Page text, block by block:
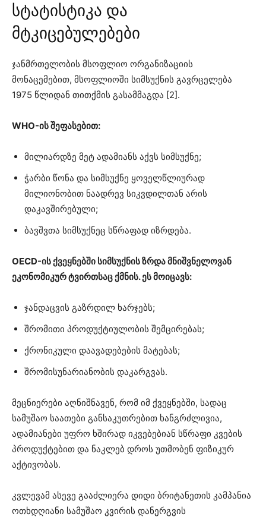
სტატისტიკა და
მტკიცებულებები
ჯანმრთელობის მსოფლიო ორგანიზაციის
მონაცემებით, მსოფლიოში სიმსუქნის გავრცელება
1975 წლიდან თითქმის გასამმაგდა [2].
WHO-ის შეფასებით:
მილიარდზე მეტ ადამიანს აქვს სიმსუქნე;
ჭარბი წონა და სიმსუქნე ყოველწლიურად
მილიონობით ნაადრევ სიკვდილთან არის
დაკავშირებული;
ბავშვთა სიმსუქნეც სწრაფად იზრდება.
OECD-ის ქვეყნებში სიმსუქნის ზრდა მნიშვნელოვან
ეკონომიკურ ტვირთსაც ქმნის. ეს მოიცავს:
ჯანდაცვის გაზრდილ ხარჯებს;
შრომითი პროდუქტიულობის შემცირებას;
ქრონიკული დაავადებების მატებას;
შრომისუნარიანობის დაკარგვას.
მეცნიერები აღნიშნავენ, რომ იმ ქვეყნებში, სადაც
სამუშაო საათები განსაკუთრებით ხანგრძლივია,
ადამიანები უფრო ხშირად იკვებებიან სწრაფი კვების
პროდუქტებით და ნაკლებ დროს უთმობენ ფიზიკურ
აქტივობას.
კვლევამ ასევე გააძლიერა დიდი ბრიტანეთის კამპანია
ოთხდღიანი სამუშაო კვირის დანერგვის